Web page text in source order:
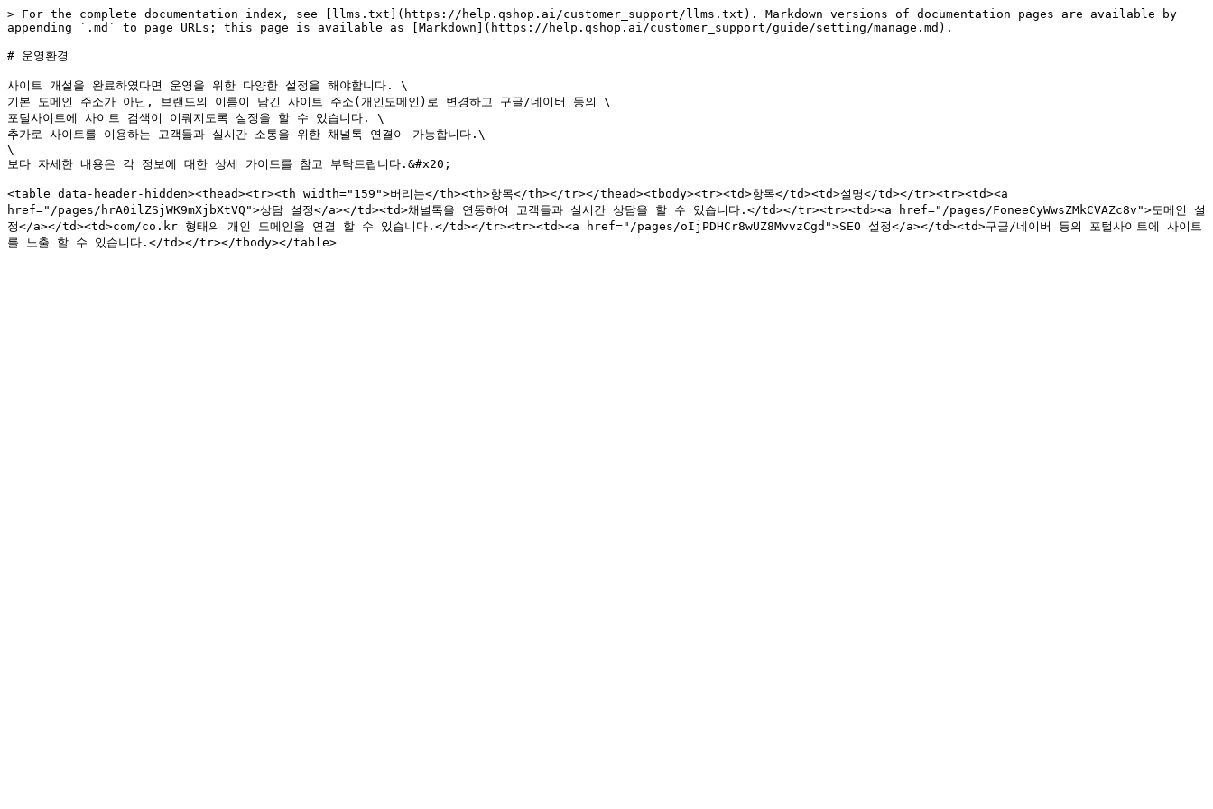
> For the complete documentation index, see [llms.txt](https://help.qshop.ai/customer_support/llms.txt). Markdown versions of documentation pages are available by
appending `.md` to page URLs; this page is available as [Markdown](https://help.qshop.ai/customer_support/guide/setting/manage.md).
# 운영환경
사이트 개설을 완료하였다면 운영을 위한 다양한 설정을 해야합니다. \
기본 도메인 주소가 아닌, 브랜드의 이름이 담긴 사이트 주소(개인도메인)로 변경하고 구글/네이버 등의 \
포털사이트에 사이트 검색이 이뤄지도록 설정을 할 수 있습니다. \
추가로 사이트를 이용하는 고객들과 실시간 소통을 위한 채널톡 연결이 가능합니다.\
\
보다 자세한 내용은 각 정보에 대한 상세 가이드를 참고 부탁드립니다.&#x20;
<table data-header-hidden><thead><tr><th width="159">버리는</th><th>항목</th></tr></thead><tbody><tr><td>항목</td><td>설명</td></tr><tr><td><a
href="/pages/hrA0ilZSjWK9mXjbXtVQ">상담 설정</a></td><td>채널톡을 연동하여 고객들과 실시간 상담을 할 수 있습니다.</td></tr><tr><td><a href="/pages/FoneeCyWwsZMkCVAZc8v">도메인 설
정</a></td><td>com/co.kr 형태의 개인 도메인을 연결 할 수 있습니다.</td></tr><tr><td><a href="/pages/oIjPDHCr8wUZ8MvvzCgd">SEO 설정</a></td><td>구글/네이버 등의 포털사이트에 사이트